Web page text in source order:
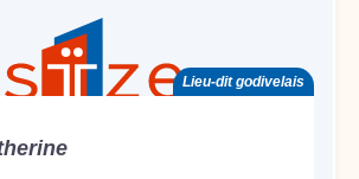
Lieu-dit godivelais